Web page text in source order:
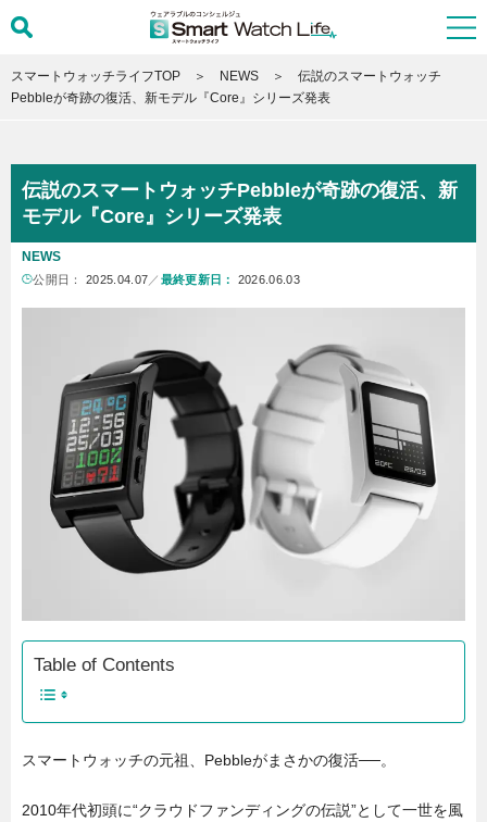
スマートウォッチライフTOP NEWS
伝説のスマートウォッチ
Pebbleが奇跡の復活、新モデル『Core』シリーズ発表
伝説のスマートウォッチPebbleが奇跡の復活、新
モデル『Core』シリーズ発表
NEWS
公開日： 2025.04.07 ／ 最終更新日： 2026.06.03
Table of Contents
スマートウォッチの元祖、Pebbleがまさかの復活──。
2010年代初頭に“クラウドファンディングの伝説”として一世を風